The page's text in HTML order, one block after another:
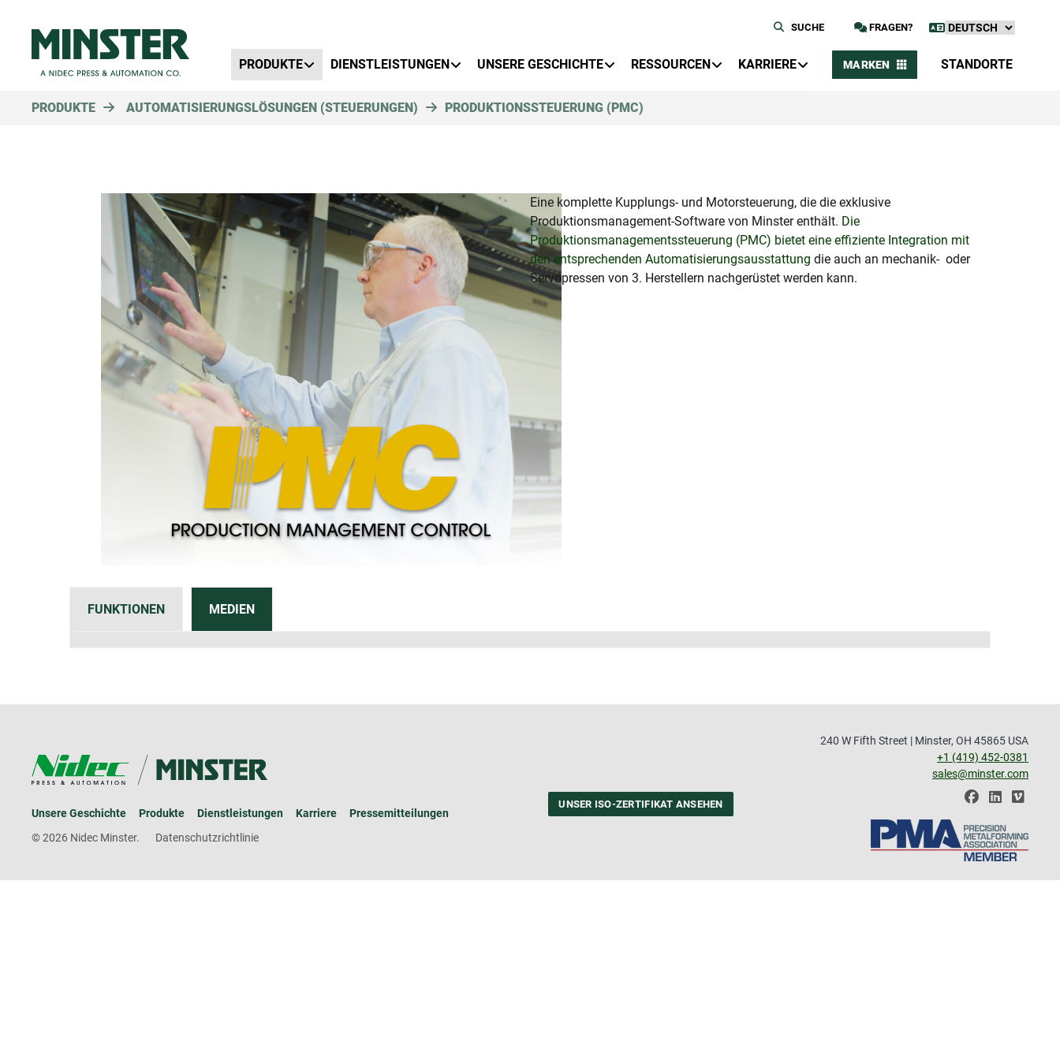
FRAGEN?
SUCHE
Primary Menu
PRODUKTE
DIENSTLEISTUNGEN UNSERE GESCHICHTE RESSOURCEN KARRIERE MARKEN STANDORTE
PRODUKTE AUTOMATISIERUNGSLÖSUNGEN (STEUERUNGEN) PRODUKTIONSSTEUERUNG (PMC)
Eine komplette Kupplungs- und Motorsteuerung, die die exklusive
Produktionsmanagement-Software von Minster enthält. Die
Produktionsmanagementssteuerung (PMC) bietet eine effiziente Integration mit
den entsprechenden Automatisierungsausstattung die auch an mechanik- oder
Servopressen von 3. Herstellern nachgerüstet werden kann.
FUNKTIONEN MEDIEN
Unsere Geschichte Produkte Dienstleistungen Karriere
Pressemitteilungen
© 2026 Nidec Minster.
Datenschutzrichtlinie
UNSER ISO-ZERTIFIKAT ANSEHEN
240 W Fifth Street | Minster, OH 45865 USA
+1 (419) 452-0381
sales@minster.com